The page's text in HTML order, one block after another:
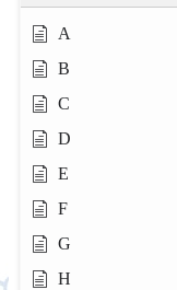
A
B
C
D
E
F
G
H